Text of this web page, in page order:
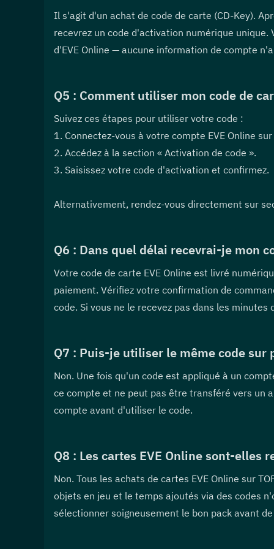
Il s'agit d'un achat de code de carte (CD-Key).
recevrez un code d'activation numérique
d'EVE Online — aucune information de compte
Q5 : Comment utiliser mon code de
Suivez ces étapes pour utiliser votre code :
1. Connectez-vous à votre compte EVE Online
2. Accédez à la section « Activation de code ».
3. Saisissez votre code d'activation et confirmez.
Alternativement, rendez-vous directement sur
Q6 : Dans quel délai recevrai-je mon
Votre code de carte EVE Online est livré
paiement. Vérifiez votre confirmation de
code. Si vous ne le recevez pas dans les
Q7 : Puis-je utiliser le même code
Non. Une fois qu'un code est appliqué à un
ce compte et ne peut pas être transféré vers un
compte avant d'utiliser le code.
Q8 : Les cartes EVE Online sont-elles
Non. Tous les achats de cartes EVE Online sur
objets en jeu et le temps ajoutés via des codes
sélectionner soigneusement le bon pack avant